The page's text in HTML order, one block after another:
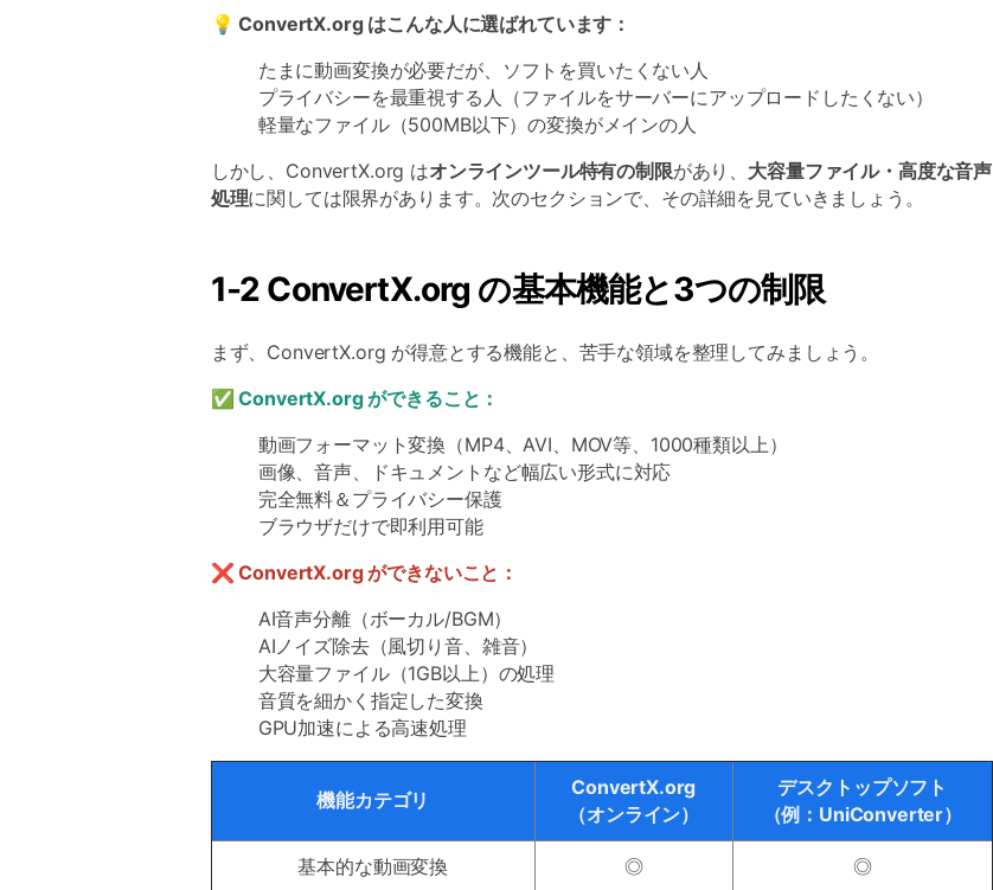
💡 ConvertX.org はこんな人に選ばれています：
たまに動画変換が必要だが、ソフトを買いたくない人
プライバシーを最重視する人（ファイルをサーバーにアップロードしたくない）
軽量なファイル（500MB以下）の変換がメインの人
しかし、ConvertX.org はオンラインツール特有の制限があり、 大容量ファイル・高度な音声
処理に関しては限界があります。次のセクションで、その詳細を見ていきましょう。
1-2 ConvertX.org の基本機能と3つの制限
まず、ConvertX.org が得意とする機能と、苦手な領域を整理してみましょう。
✅ ConvertX.org ができること：
動画フォーマット変換（MP4、AVI、MOV等、1000種類以上）
画像、音声、ドキュメントなど幅広い形式に対応
完全無料＆プライバシー保護
ブラウザだけで即利用可能
❌ConvertX.org ができないこと：
AI音声分離（ボーカル/BGM）
AIノイズ除去（風切り音、雑音）
大容量ファイル（1GB以上）の処理
音質を細かく指定した変換
GPU加速による高速処理
機能カテゴリ
ConvertX.org
（オンライン）
デスクトップソフト
（例：UniConverter）
基本的な動画変換 ◎ ◎